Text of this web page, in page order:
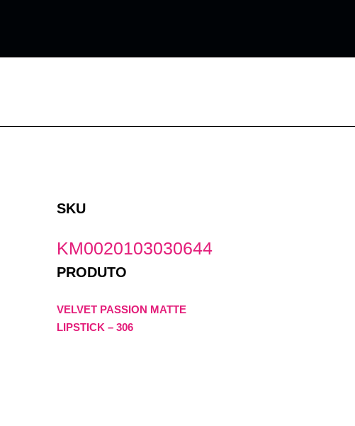
conteúdo
SKU
KM0020103030644
PRODUTO
VELVET PASSION MATTE
LIPSTICK – 306